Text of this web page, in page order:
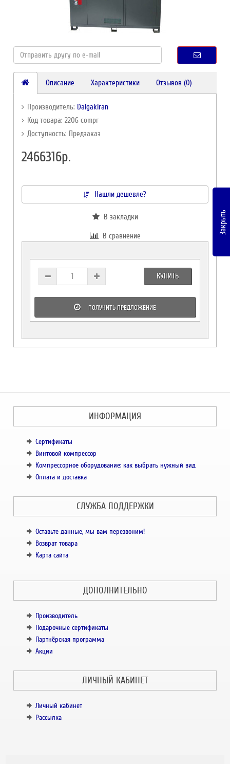
Описание Характеристики Отзывов (0)
Производитель: Dalgakiran
Код товара: 2206 compr
Доступность: Предзаказ
2466316р.
Нашли дешевле?
В закладки
В сравнение
КУПИТЬ
ПОЛУЧИТЬ ПРЕДЛОЖЕНИЕ
ИНФОРМАЦИЯ
Сертификаты
Винтовой компрессор
Компрессорное оборудование: как выбрать нужный вид
Оплата и доставка
СЛУЖБА ПОДДЕРЖКИ
Оставьте данные, мы вам перезвоним!
Возврат товара
Карта сайта
ДОПОЛНИТЕЛЬНО
Производитель
Подарочные сертификаты
Партнёрская программа
Акции
ЛИЧНЫЙ КАБИНЕТ
Личный кабинет
Рассылка
Закрыть